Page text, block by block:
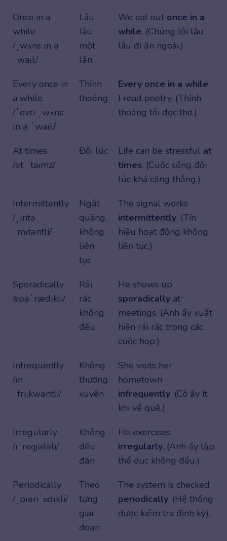
Once in a
while
/ˌwʌns ɪn ə
ˈwaɪl/
Lâu
lâu
một
lần
We eat out once in a
while. (Chúng tôi lâu
lâu đi ăn ngoài.)
Every once in
a while
/ˈevri ˌwʌns
ɪn ə ˈwaɪl/
Thỉnh
thoảng
Every once in a while,
I read poetry. (Thỉnh
thoảng tôi đọc thơ.)
At times
/ət ˈtaɪmz/
Đôi lúc Life can be stressful at
times. (Cuộc sống đôi
lúc khá căng thẳng.)
Intermittently
/ˌɪntə
ˈmɪtəntli/
Ngắt
quãng,
không
liên
tục
The signal works
intermittently. (Tín
hiệu hoạt động không
liên tục.)
Sporadically
/spəˈrædɪkli/
Rải
rác,
không
đều
He shows up
sporadically at
meetings. (Anh ấy xuất
hiện rải rác trong các
cuộc họp.)
Infrequently
/ɪn
ˈfriːkwəntli/
Không
thường
xuyên
She visits her
hometown
infrequently. (Cô ấy ít
khi về quê.)
Irregularly
/ɪˈreɡjələli/
Không
đều
đặn
He exercises
irregularly. (Anh ấy tập
thể dục không đều.)
Periodically
/ˌpɪəriˈɒdɪkli/
Theo
từng
giai
đoạn
The system is checked
periodically. (Hệ thống
được kiểm tra định kỳ).